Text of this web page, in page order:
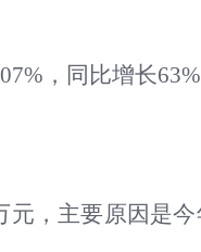
，同比增长
元，主要原因是